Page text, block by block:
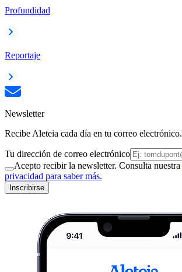
Profundidad
Reportaje
Newsletter
Recibe Aleteia cada día en tu correo electrónico.
Tu dirección de correo electrónico
Acepto recibir la newsletter. Consulta nuestra
privacidad para saber más.
Inscribirse